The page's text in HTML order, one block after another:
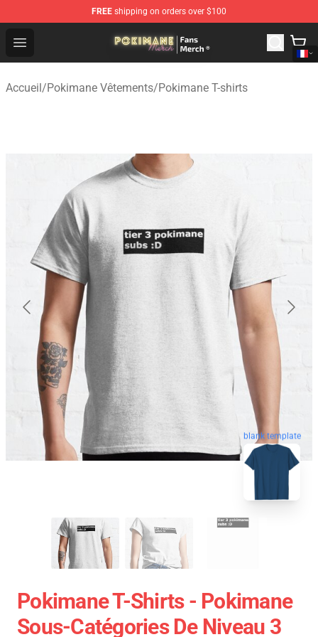
FREE shipping on orders over $100
Open menu
Pokimane Store - Official Pokimane Merchandise Shop
Accueil/Pokimane Vêtements/Pokimane T-shirts
blank template
Pokimane T-Shirts - Pokimane
Sous-Catégories De Niveau 3